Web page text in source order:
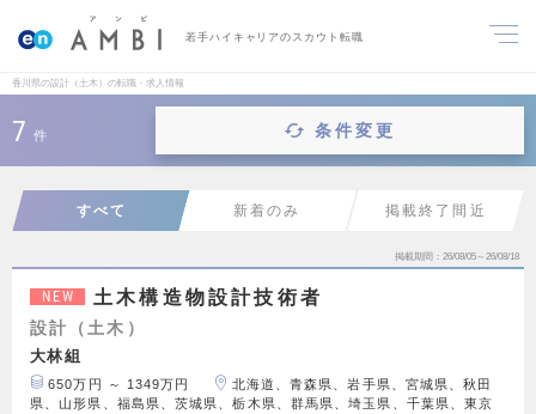
若手ハイキャリアのスカウト転職
香川県の設計（土木）の転職・求人情報
7 件 条件変更
すべて 新着のみ 掲載終了間近
掲載期間 26/08/05～26/08/18
NEW 土木構造物設計技術者
設計（土木）
大林組
650万円 ～ 1349万円
北海道、青森県、岩手県、宮城県、秋田
県、山形県、福島県、茨城県、栃木県、群馬県、埼玉県、千葉県、東京